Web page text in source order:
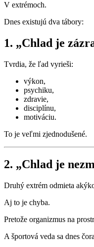
V extrémoch.
Dnes existujú dva tábory:
1. „Chlad je
Tvrdia, že ľad vyrieši:
výkon,
psychiku,
zdravie,
disciplínu,
motiváciu.
To je veľmi zjednodušené.
2. „Chlad je
Druhý extrém odmieta
Aj to je chyba.
Pretože organizmus na
A športová veda sa dnes